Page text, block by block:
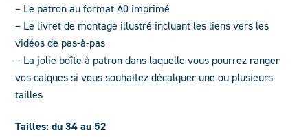
– Le patron au format A0 imprimé
– Le livret de montage illustré incluant les liens vers les
vidéos de pas-à-pas
– La jolie boîte à patron dans laquelle vous pourrez ranger
vos calques si vous souhaitez décalquer une ou plusieurs
tailles
Tailles: du 34 au 52